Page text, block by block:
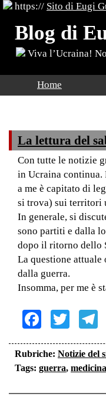
https:// Sito di Eugi
Blog di
Viva l’Ucraina!
Home
La lettura del
Con tutte le notizie
in Ucraina continua.
a me è capitato di
si trova) sui territori
In generale, si
sono partiti e dalla
dopo il ritorno dello
La questione
dalla guerra.
Insomma, per me è
Rubriche: Notizie del
Tags: guerra, medicina